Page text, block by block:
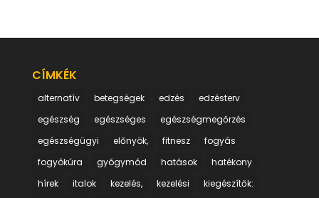
CÍMKÉK
alternatív betegségek edzés
edzésterv
egészség
egészséges
egészségmegőrzés
egészségügyi
előnyök, fitnesz
fogyás
fogyókúra
gyógymód hatások
hatékony
hírek
italok kezelés, kezelési
kiegészítők: